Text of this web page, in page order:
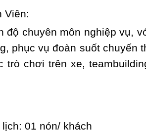
Viên:
độ chuyên môn nghiệp vụ,
phục vụ đoàn suốt chuyến
trò chơi trên xe,
lịch: 01 nón/ khách